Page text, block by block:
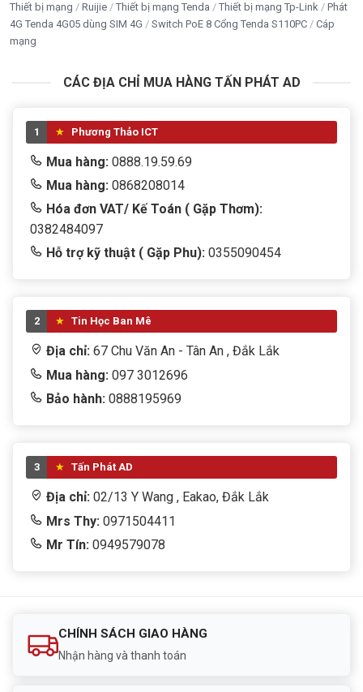
Thiết bị mạng Ruijie Thiết bị mạng Tenda Thiết bị mạng Tp-Link
Phát
4G Tenda 4G05 dùng SIM 4G
Switch PoE 8 Cổng Tenda S110PC
Cáp
mạng
CÁC ĐỊA CHỈ MUA HÀNG TẤN PHÁT AD
1 Phương Thảo ICT
Mua hàng: 0888.19.59.69
Mua hàng: 0868208014
Hóa đơn VAT/ Kế Toán ( Gặp Thơm):
0382484097
Hỗ trợ kỹ thuật ( Gặp Phu): 0355090454
2 Tin Học Ban Mê
Địa chỉ: 67 Chu Văn An - Tân An , Đắk Lắk
Mua hàng: 097 3012696
Bảo hành: 0888195969
3 Tấn Phát AD
Địa chỉ: 02/13 Y Wang , Eakao, Đắk Lắk
Mrs Thy: 0971504411
Mr Tín: 0949579078
CHÍNH SÁCH GIAO HÀNG
Nhận hàng và thanh toán